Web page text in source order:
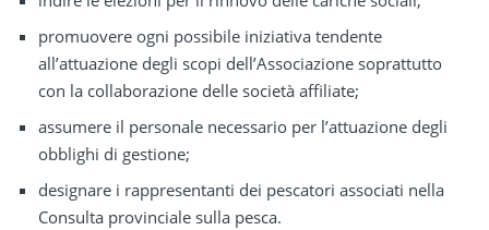
promuovere ogni possibile iniziativa tendente
all’attuazione degli scopi dell’Associazione soprattutto
con la collaborazione delle società affiliate;
assumere il personale necessario per l’attuazione degli
obblighi di gestione;
designare i rappresentanti dei pescatori associati nella
Consulta provinciale sulla pesca.